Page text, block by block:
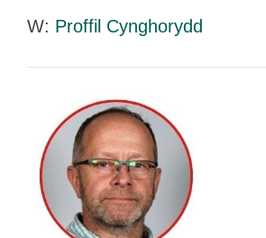
W: Proffil Cynghorydd